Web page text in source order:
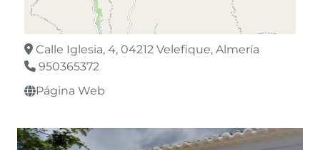
Calle Iglesia, 4, 04212 Velefique, Almería
950365372
Página Web